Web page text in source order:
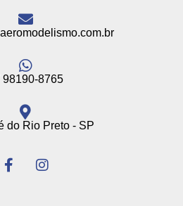
98190-8765
do Rio Preto - SP